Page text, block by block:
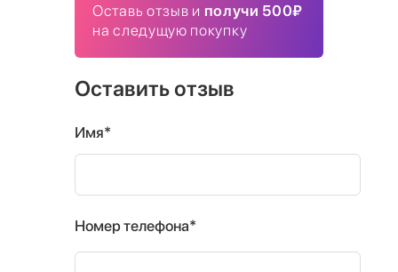
Оставь отзыв и получи 500₽
на следущую покупку
Оставить отзыв
Имя*
Номер телефона*